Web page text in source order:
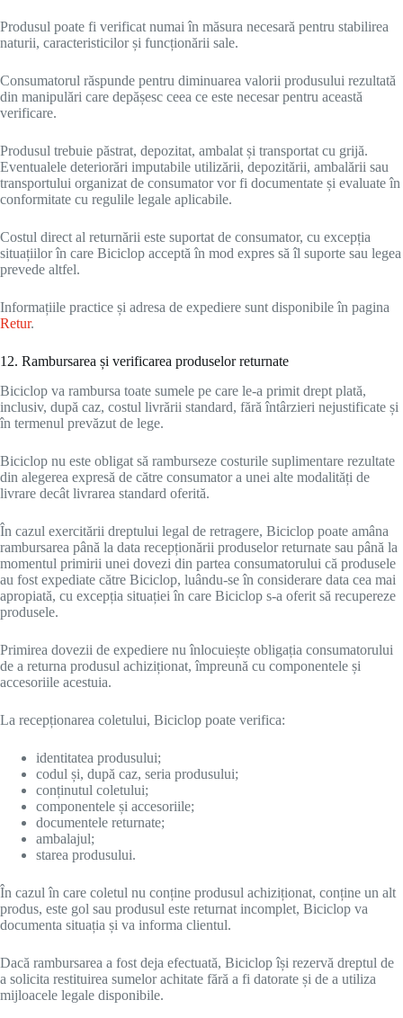
Produsul poate fi verificat numai în măsura necesară pentru stabilirea
naturii, caracteristicilor și funcționării sale.
Consumatorul răspunde pentru diminuarea valorii produsului rezultată
din manipulări care depășesc ceea ce este necesar pentru această
verificare.
Produsul trebuie păstrat, depozitat, ambalat și transportat cu grijă.
Eventualele deteriorări imputabile utilizării, depozitării, ambalării sau
transportului organizat de consumator vor fi documentate și evaluate în
conformitate cu regulile legale aplicabile.
Costul direct al returnării este suportat de consumator, cu excepția
situațiilor în care Biciclop acceptă în mod expres să îl suporte sau legea
prevede altfel.
Informațiile practice și adresa de expediere sunt disponibile în pagina
Retur.
12. Rambursarea și verificarea produselor returnate
Biciclop va rambursa toate sumele pe care le-a primit drept plată,
inclusiv, după caz, costul livrării standard, fără întârzieri nejustificate și
în termenul prevăzut de lege.
Biciclop nu este obligat să ramburseze costurile suplimentare rezultate
din alegerea expresă de către consumator a unei alte modalități de
livrare decât livrarea standard oferită.
În cazul exercitării dreptului legal de retragere, Biciclop poate amâna
rambursarea până la data recepționării produselor returnate sau până la
momentul primirii unei dovezi din partea consumatorului că produsele
au fost expediate către Biciclop, luându-se în considerare data cea mai
apropiată, cu excepția situației în care Biciclop s-a oferit să recupereze
produsele.
Primirea dovezii de expediere nu înlocuiește obligația consumatorului
de a returna produsul achiziționat, împreună cu componentele și
accesoriile acestuia.
La recepționarea coletului, Biciclop poate verifica:
identitatea produsului;
codul și, după caz, seria produsului;
conținutul coletului;
componentele și accesoriile;
documentele returnate;
ambalajul;
starea produsului.
În cazul în care coletul nu conține produsul achiziționat, conține un alt
produs, este gol sau produsul este returnat incomplet, Biciclop va
documenta situația și va informa clientul.
Dacă rambursarea a fost deja efectuată, Biciclop își rezervă dreptul de
a solicita restituirea sumelor achitate fără a fi datorate și de a utiliza
mijloacele legale disponibile.